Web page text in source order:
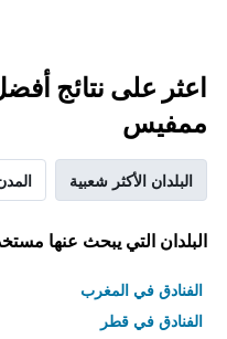
اعثر على نتائج
ممفيس
البلدان الأكثر شعبية
البلدان التي يبحث عنها
الفنادق في المغرب
الفنادق في قطر